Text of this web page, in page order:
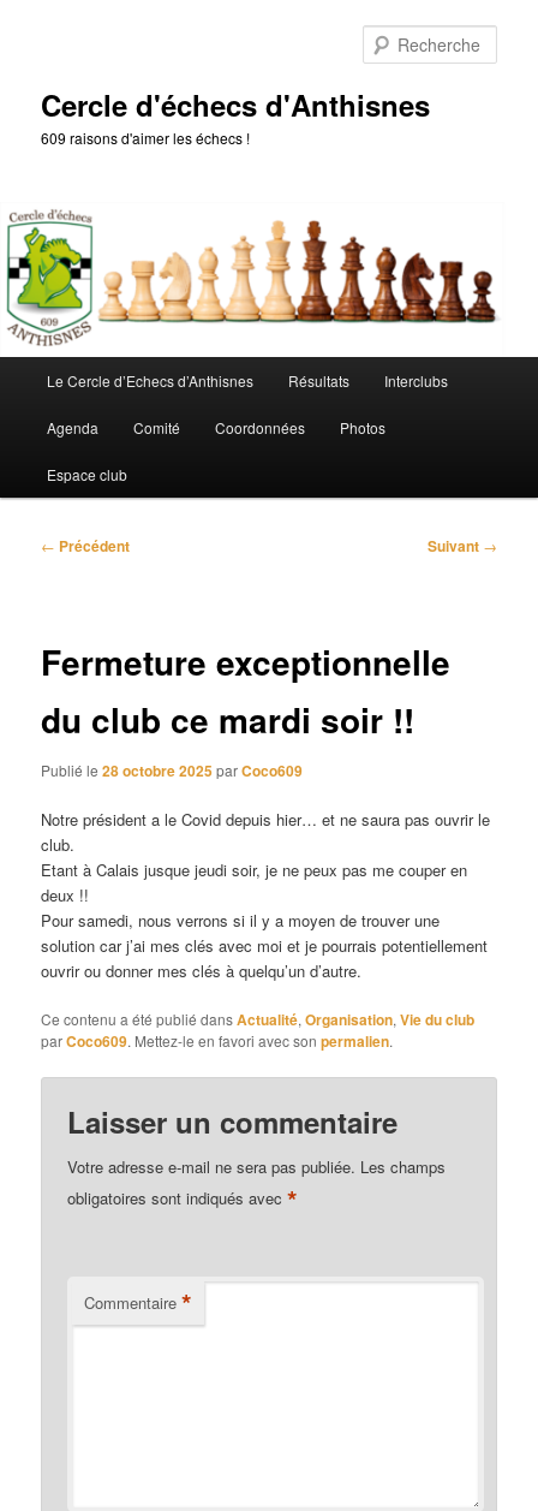
Cercle d'échecs d'Anthisnes
609 raisons d'aimer les échecs !
principal
Le Cercle d’Echecs d’Anthisnes Résultats Interclubs
Agenda Comité Coordonnées Photos
Espace club
Navigation
← Précédent Suivant →
Fermeture exceptionnelle
du club ce mardi soir !!
Publié le28 octobre 2025parCoco609
Notre président a le Covid depuis hier… et ne saura pas ouvrir le
club.
Etant à Calais jusque jeudi soir, je ne peux pas me couper en
deux !!
Pour samedi, nous verrons si il y a moyen de trouver une
solution car j’ai mes clés avec moi et je pourrais potentiellement
ouvrir ou donner mes clés à quelqu’un d’autre.
Ce contenu a été publié dansActualité,Organisation,Vie du club
parCoco609. Mettez-le en favori avec sonpermalien.
Laisser un commentaire
Votre adresse e-mail ne sera pas publiée. Les champs
obligatoires sont indiqués avec*
Commentaire *